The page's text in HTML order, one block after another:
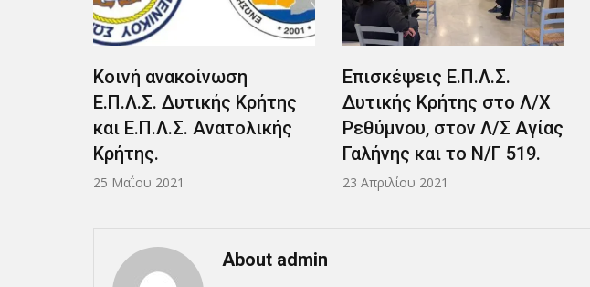
Επισκέψεις Ε.Π.Λ.Σ.
Δυτικής Κρήτης στο Λ/Χ
Ρεθύμνου, στον Λ/Σ Αγίας
Γαλήνης και το Ν/Γ 519.
23 Απριλίου 2021
Συνάντηση Ε.Π.Λ.Σ.
Δυτικής Κρήτης με τον
Διοικητή της 7ης
ΠΕ.ΔΙ.Λ.Σ.-ΕΛ.ΑΚΤ.
15 Απριλίου 2021
About admin